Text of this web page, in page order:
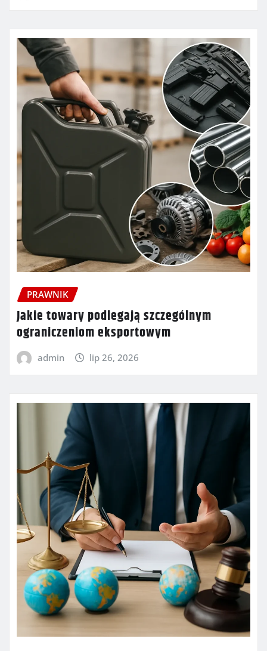
PRAWNIK
Jakie towary podlegają szczególnym
ograniczeniom eksportowym
admin lip 26, 2026